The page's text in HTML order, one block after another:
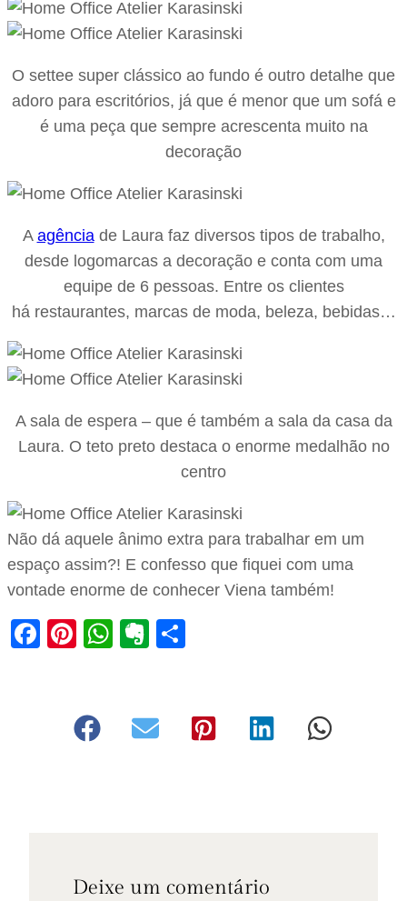
O settee super clássico ao fundo é outro detalhe que
adoro para escritórios, já que é menor que um sofá e
é uma peça que sempre acrescenta muito na
decoração
A agênciade Laura faz diversos tipos de trabalho,
desde logomarcas a decoração e conta com uma
equipe de 6 pessoas. Entre os clientes
há restaurantes, marcas de moda, beleza, bebidas…
A sala de espera – que é também a sala da casa da
Laura. O teto preto destaca o enorme medalhão no
centro
Não dá aquele ânimo extra para trabalhar em um
espaço assim?! E confesso que fiquei com uma
vontade enorme de conhecer Viena também!
Facebook
Pinterest
WhatsApp
Evernote
Deixe um comentário